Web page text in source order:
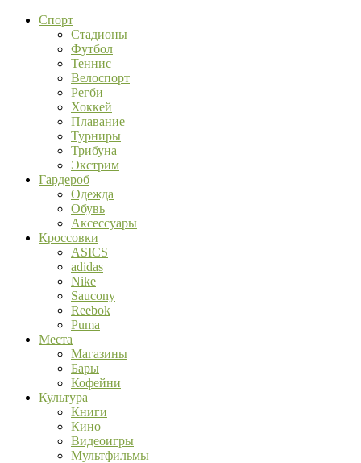
Спорт
Стадионы
Футбол
Теннис
Велоспорт
Регби
Хоккей
Плавание
Турниры
Трибуна
Экстрим
Гардероб
Одежда
Обувь
Аксессуары
Кроссовки
ASICS
adidas
Nike
Saucony
Reebok
Puma
Места
Магазины
Бары
Кофейни
Культура
Книги
Кино
Видеоигры
Мультфильмы